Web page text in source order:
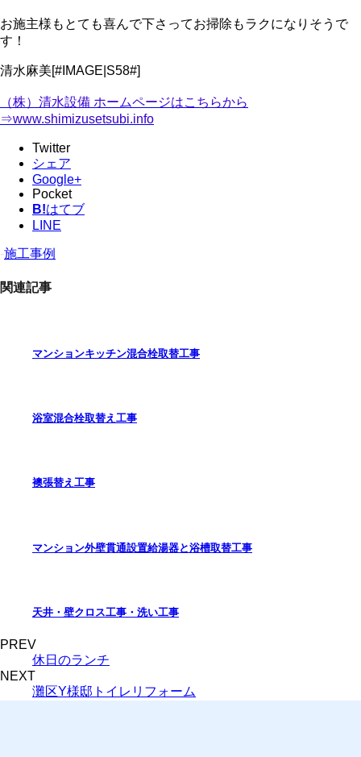
お施主様もとても喜んで下さってお掃除もラクになりそうで
す！
清水麻美[#IMAGE|S58#]
（株）清水設備 ホームページはこちらから
⇒www.shimizusetsubi.info
Twitter
シェア
Google+
Pocket
B!はてブ
LINE
-施工事例
関連記事
マンションキッチン混合栓取替工事
浴室混合栓取替え工事
襖張替え工事
マンション外壁貫通設置給湯器と浴槽取替工事
天井・壁クロス工事・洗い工事
PREV
休日のランチ
NEXT
灘区Y様邸トイレリフォーム